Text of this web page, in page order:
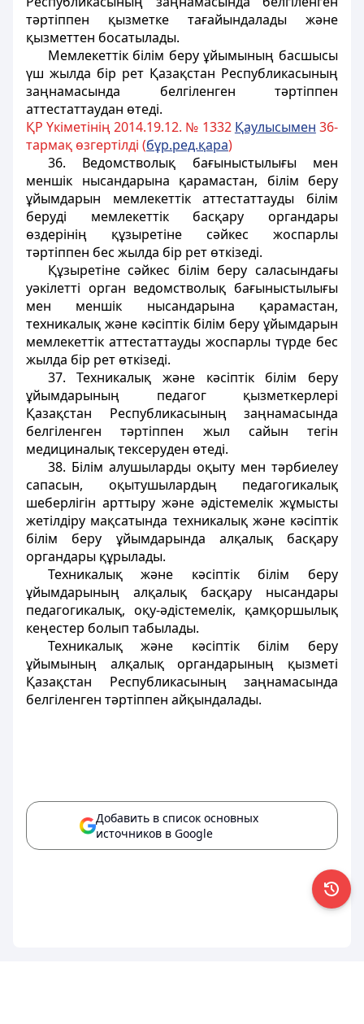
тәртіппен қызметке тағайындалады және
қызметтен босатылады.
Мемлекеттік білім беру ұйымының басшысы
үш жылда бір рет Қазақстан Республикасының
заңнамасында белгіленген тәртіппен
аттестаттаудан өтеді.
ҚР Үкіметінің 2014.19.12. № 1332 Қаулысымен 36-
тармақ өзгертілді (бұр.ред.қара)
36. Ведомстволық бағыныстылығы мен
меншік нысандарына қарамастан, білім беру
ұйымдарын мемлекеттік аттестаттауды білім
беруді мемлекеттік басқару органдары
өздерінің құзыретіне сәйкес жоспарлы
тәртіппен бес жылда бір рет өткізеді.
Құзыретіне сәйкес білім беру саласындағы
уәкілетті орган ведомстволық бағыныстылығы
мен меншік нысандарына қарамастан,
техникалық және кәсіптік білім беру ұйымдарын
мемлекеттік аттестаттауды жоспарлы түрде бес
жылда бір рет өткізеді.
37. Техникалық және кәсіптік білім беру
ұйымдарының педагог қызметкерлері
Қазақстан Республикасының заңнамасында
белгіленген тәртіппен жыл сайын тегін
медициналық тексеруден өтеді.
38. Білім алушыларды оқыту мен тәрбиелеу
сапасын, оқытушылардың педагогикалық
шеберлігін арттыру және әдістемелік жұмысты
жетілдіру мақсатында техникалық және кәсіптік
білім беру ұйымдарында алқалық басқару
органдары құрылады.
Техникалық және кәсіптік білім беру
ұйымдарының алқалық басқару нысандары
педагогикалық, оқу-әдістемелік, қамқоршылық
кеңестер болып табылады.
Техникалық және кәсіптік білім беру
ұйымының алқалық органдарының қызметі
Қазақстан Республикасының заңнамасында
белгіленген тәртіппен айқындалады.
Добавить в список основных
источников в Google